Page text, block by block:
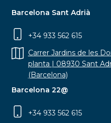
Barcelona Sant Adrià
+34 933 562 615
Carrer Jardins de les
planta | 08930 Sant
(Barcelona)
Barcelona 22@
+34 933 562 615